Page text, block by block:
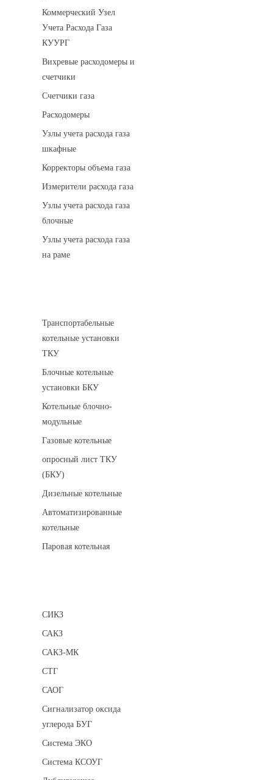
Коммерческий Узел
Учета Расхода Газа
КУУРГ
Вихревые расходомеры и
счетчики
Счетчики газа
Расходомеры
Узлы учета расхода газа
шкафные
Корректоры объема газа
Измерители расхода газа
Узлы учета расхода газа
блочные
Узлы учета расхода газа
на раме
Транспортабельные
котельные установки
ТКУ
Блочные котельные
установки БКУ
Котельные блочно-
модульные
Газовые котельные
опросный лист ТКУ
(БКУ)
Дизельные котельные
Автоматизированные
котельные
Паровая котельная
СИКЗ
САКЗ
САКЗ-МК
СТГ
САОГ
Сигнализатор оксида
углерода БУГ
Система ЭКО
Система КСОУГ